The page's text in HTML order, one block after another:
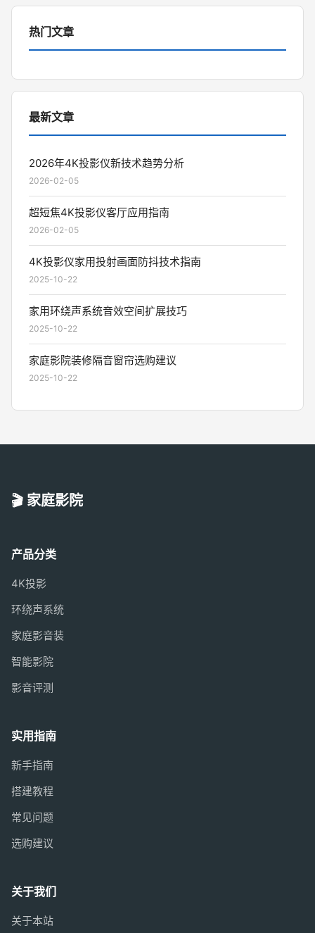
热门文章
最新文章
2026年4K投影仪新技术趋势分析
2026-02-05
超短焦4K投影仪客厅应用指南
2026-02-05
4K投影仪家用投射画面防抖技术指南
2025-10-22
家用环绕声系统音效空间扩展技巧
2025-10-22
家庭影院装修隔音窗帘选购建议
2025-10-22
🎬 家庭影院
产品分类
4K投影
环绕声系统
家庭影音装
智能影院
影音评测
实用指南
新手指南
搭建教程
常见问题
选购建议
关于我们
关于本站